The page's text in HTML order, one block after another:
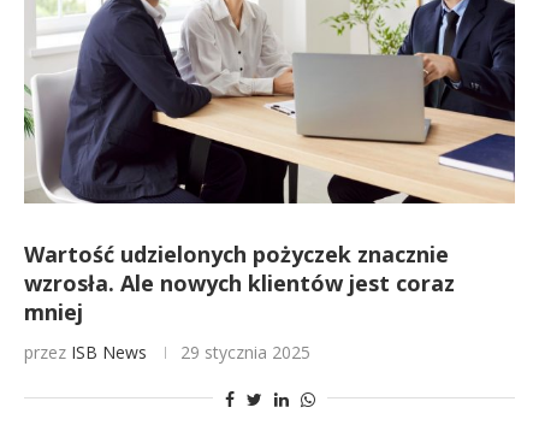
Wartość udzielonych pożyczek znacznie
wzrosła. Ale nowych klientów jest coraz
mniej
przez ISB News 29 stycznia 2025